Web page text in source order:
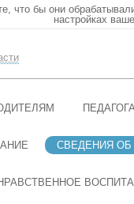
что бы они
настройках
СВЕДЕНИЯ ОБ